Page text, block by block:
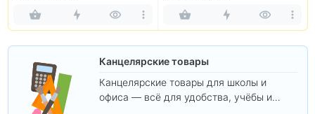
Канцелярские товары
Канцелярские товары для школы и
офиса — всё для удобства, учёбы и